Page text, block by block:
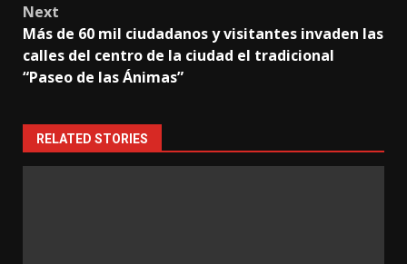
Next
Más de 60 mil ciudadanos y visitantes invaden las
calles del centro de la ciudad el tradicional
“Paseo de las Ánimas”
RELATED STORIES